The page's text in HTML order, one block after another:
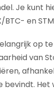
Je kunt
BTC- en
op
van
bevindt.